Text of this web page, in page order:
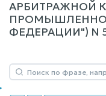
АРБИТРАЖНОЙ
ФЕДЕРАЦИИ") N